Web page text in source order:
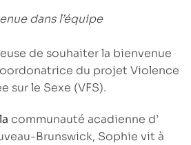
dans l’équipe
de souhaiter la bienvenue
du projet Violence
sur le Sexe (VFS).
communauté acadienne d’
Brunswick, Sophie vit à